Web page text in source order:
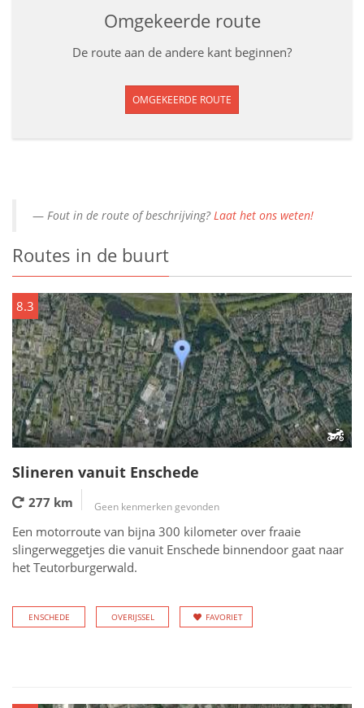
Omgekeerde route
De route aan de andere kant beginnen?
OMGEKEERDE ROUTE
Fout in de route of beschrijving?Laat het ons weten!
Routes in de buurt
8.3
Slineren vanuit Enschede
277 km Geen kenmerken gevonden
Een motorroute van bijna 300 kilometer over fraaie
slingerweggetjes die vanuit Enschede binnendoor gaat naar
het Teutorburgerwald.
ENSCHEDE OVERIJSSEL FAVORIET